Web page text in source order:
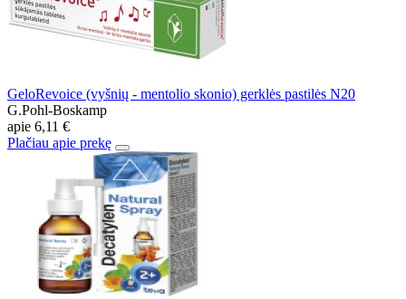
GeloRevoice (vyšnių - mentolio skonio) gerklės pastilės N20
G.Pohl-Boskamp
apie 6,11 €
Plačiau apie prekę